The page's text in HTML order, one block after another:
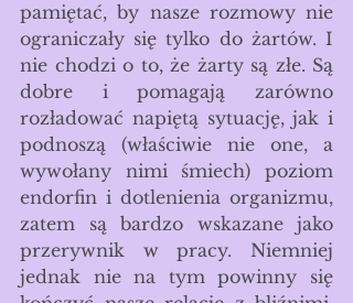
pamiętać, by nasze rozmowy nie
ograniczały się tylko do żartów. I
nie chodzi o to, że żarty są złe. Są
dobre i pomagają zarówno
rozładować napiętą sytuację, jak i
podnoszą (właściwie nie one, a
wywołany nimi śmiech) poziom
endorfin i dotlenienia organizmu,
zatem są bardzo wskazane jako
przerywnik w pracy. Niemniej
jednak nie na tym powinny się